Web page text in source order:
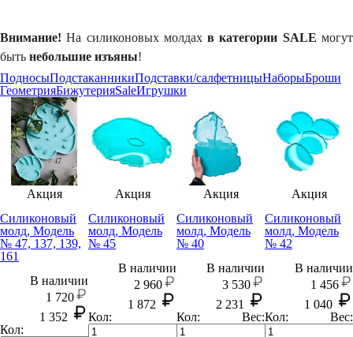
Внимание! На силиконовых молдахв категории SALE могут
быть небольшие изъяны!
ПодносыПодстаканникиПодставки/салфетницыНаборыБроши
ГеометрияБижутерияSaleИгрушки
Акция
Силиконовый
молд, Модель
№ 47, 137, 139,
161
В наличии
1 720
1 352
Кол:
Акция
Силиконовый
молд, Модель
№ 45
В наличии
2 960
1 872
Кол:
Вес:
Акция
Силиконовый
молд, Модель
№ 40
В наличии
3 530
2 231
Кол:
Вес:
Акция
Силиконовый
молд, Модель
№ 42
В наличии
1 456
1 040
Кол: